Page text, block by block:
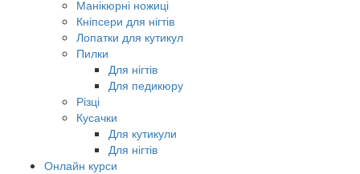
Манікюрні ножиці
Кніпсери для нігтів
Лопатки для кутикул
Пилки
Для нігтів
Для педикюру
Різці
Кусачки
Для кутикули
Для нігтів
Онлайн курси